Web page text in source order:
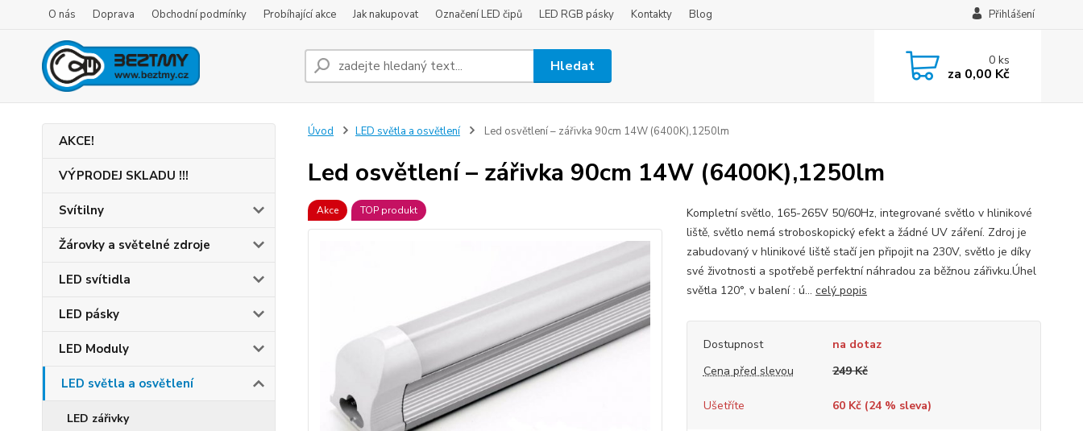
O nás Doprava Obchodní podmínky Probíhající akce Jak nakupovat Označení LED čipů LED RGB pásky Kontakty Blog Přihlášení
Hledat 0ks
za 0,00 Kč
AKCE!
VÝPRODEJ SKLADU !!!
Svítilny
Žárovky a světelné zdroje
LED svítidla
LED pásky
LED Moduly
LED světla a osvětlení
LED zářivky
Úvod LED světla a osvětlení Led osvětlení – zářivka 90cm 14W (6400K),1250lm
Led osvětlení – zářivka 90cm 14W (6400K),1250lm
Akce TOP produkt
Kompletní světlo, 165-265V 50/60Hz, integrované světlo v hlinikové
liště, světlo nemá stroboskopický efekt a žádné UV záření. Zdroj je
zabudovaný v hlinikové liště stačí jen připojit na 230V, světlo je díky
své životnosti a spotřebě perfektní náhradou za běžnou zářivku.Úhel
světla 120°, v balení : ú... celý popis
Dostupnost
na dotaz
Cena před slevou
249 Kč
Ušetříte 60 Kč (24% sleva)